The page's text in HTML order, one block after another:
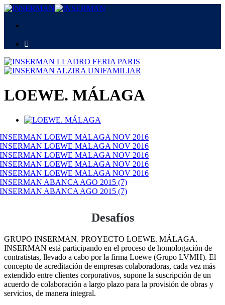
LOEWE. MÁLAGA
Desafíos
GRUPO INSERMAN. PROYECTO LOEWE. MÁLAGA.
INSERMAN está participando en el proceso de homologación de
contratistas, llevado a cabo por la firma Loewe (Grupo LVMH). El
concepto de acreditación de empresas colaboradoras, cada vez más
extendido entre clientes corporativos, supone la suscripción de un
acuerdo de colaboración a largo plazo para la provisión de obras y
servicios, de manera integral.